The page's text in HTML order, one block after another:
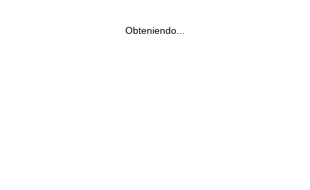
Obteniendo...